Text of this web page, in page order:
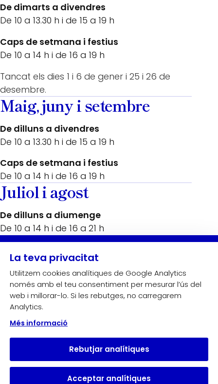
De dimarts a divendres
De 10 a 13.30 h i de 15 a 19 h
Caps de setmana i festius
De 10 a 14 h i de 16 a 19 h
Tancat els dies 1 i 6 de gener i 25 i 26 de
desembre.
Maig, juny i setembre
De dilluns a divendres
De 10 a 13.30 h i de 15 a 19 h
Caps de setmana i festius
De 10 a 14 h i de 16 a 19 h
Juliol i agost
De dilluns a diumenge
De 10 a 14 h i de 16 a 21 h
La teva privacitat
Utilitzem cookies analítiques de Google Analytics
només amb el teu consentiment per mesurar l’ús del
web i millorar-lo. Si les rebutges, no carregarem
Analytics.
Més informació
Rebutjar analítiques
Acceptar analítiques